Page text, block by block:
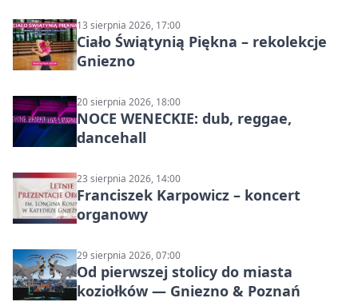
13 sierpnia 2026, 17:00
Ciało Świątynią Piękna – rekolekcje
Gniezno
20 sierpnia 2026, 18:00
NOCE WENECKIE: dub, reggae,
dancehall
23 sierpnia 2026, 14:00
Franciszek Karpowicz – koncert
organowy
29 sierpnia 2026, 07:00
Od pierwszej stolicy do miasta
koziołków — Gniezno & Poznań